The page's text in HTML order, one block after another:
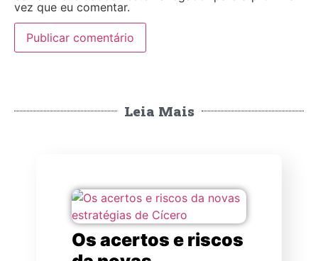
vez que eu comentar.
Leia Mais
Os acertos e riscos